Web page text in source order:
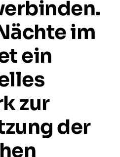
im
ein
zur
der